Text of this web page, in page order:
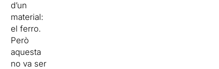
d’un
material:
el ferro.
Però
aquesta
no va ser